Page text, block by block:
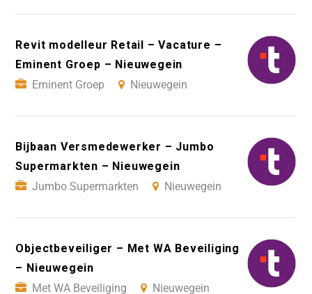
Revit modelleur Retail – Vacature –
Eminent Groep – Nieuwegein
Eminent Groep
Nieuwegein
Bijbaan Versmedewerker – Jumbo
Supermarkten – Nieuwegein
Jumbo Supermarkten
Nieuwegein
Objectbeveiliger – Met WA Beveiliging
– Nieuwegein
Met WA Beveiliging
Nieuwegein